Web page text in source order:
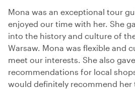
Mona was an exceptional tour
enjoyed our time with her. She
into the history and culture of
Warsaw. Mona was flexible and
meet our interests. She also
recommendations for local
would definitely recommend her